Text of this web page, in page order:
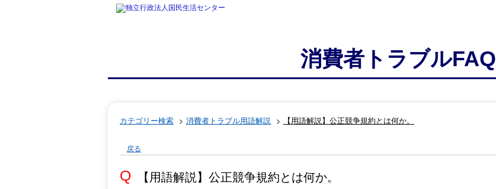
消費者トラブルFAQ
カテゴリー検索 > 消費者トラブル用語解説 > 【用語解説】公正競争規約とは何か。
戻る
【用語解説】公正競争規約とは何か。